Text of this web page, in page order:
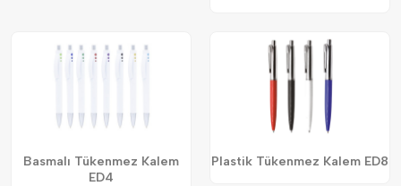
Basmalı Tükenmez Kalem
ED4
Plastik Tükenmez Kalem ED8